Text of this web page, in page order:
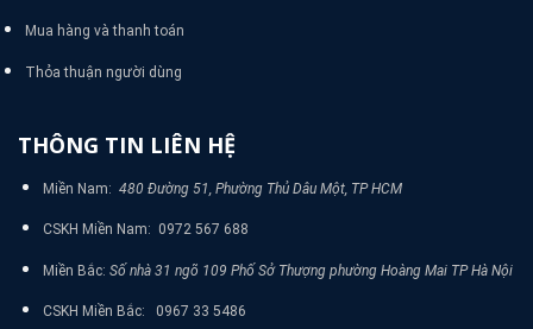
Mua hàng và thanh toán
Thỏa thuận người dùng
THÔNG TIN LIÊN HỆ
Miền Nam: 480 Đường 51, Phường Thủ Dâu Một, TP HCM
CSKH Miền Nam: 0972 567 688
Miền Bắc: Số nhà 31 ngõ 109 Phố Sở Thượng phường Hoàng Mai TP Hà Nội
CSKH Miền Bắc: 0967 33 5486